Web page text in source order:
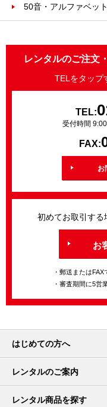
50音・アルファベッ
レンタルのご注文
TELをタップ
TEL:
受付時間
FAX:
お
初めてお取引する
お
・郵送またはFAX
・審査期間に5営
はじめての方へ
レンタルのご案内
レンタル商品を探す